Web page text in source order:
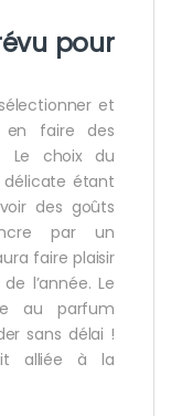
pour
et
en faire des
Le choix du
délicate étant
des goûts
par un
faire plaisir
l’année. Le
au parfum
sans délai !
alliée à la